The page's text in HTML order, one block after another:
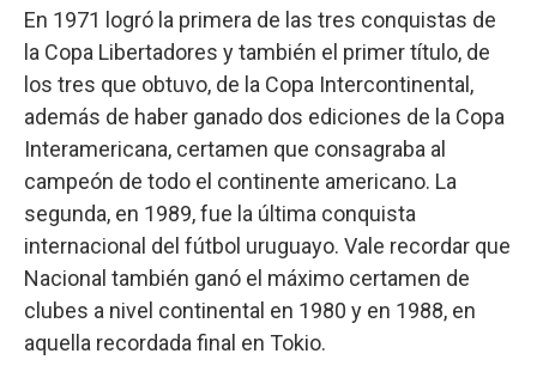
En 1971 logró la primera de las tres conquistas de
la Copa Libertadores y también el primer título, de
los tres que obtuvo, de la Copa Intercontinental,
además de haber ganado dos ediciones de la Copa
Interamericana, certamen que consagraba al
campeón de todo el continente americano. La
segunda, en 1989, fue la última conquista
internacional del fútbol uruguayo. Vale recordar que
Nacional también ganó el máximo certamen de
clubes a nivel continental en 1980 y en 1988, en
aquella recordada final en Tokio.